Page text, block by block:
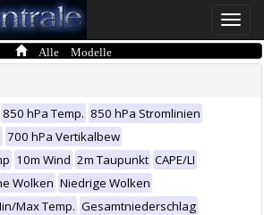
Toggle
Alle Modelle
850 hPa Temp. 850 hPa Stromlinien
700 hPa Vertikalbew
10m Wind 2m Taupunkt CAPE/LI
Wolken Niedrige Wolken
Max Temp. Gesamtniederschlag